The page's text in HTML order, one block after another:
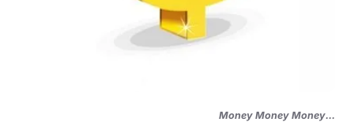
Money Money Money...